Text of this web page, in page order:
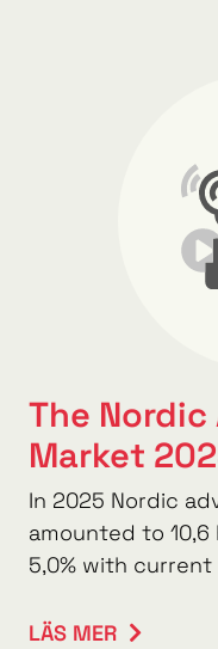
The
Market
In 2025 Nordic
amounted to 10,6
5,0% with
LÄS MER